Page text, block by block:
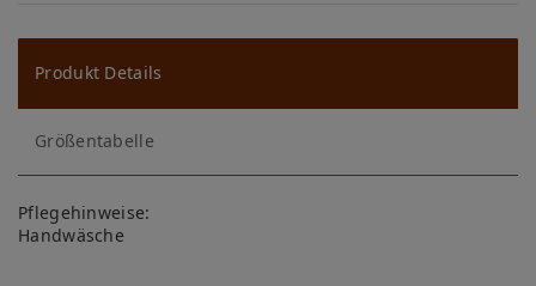
u
ns
ch
lis
te
Produkt Details
Größentabelle
Pflegehinweise:
Handwäsche